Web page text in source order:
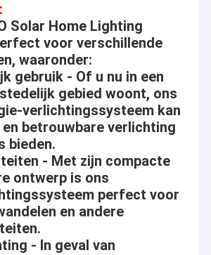
Solar Home Lighting
voor verschillende
waaronder:
gebruik - Of u nu in een
gebied woont, ons
verlichtingssysteem kan
en betrouwbare verlichting
bieden.
- Met zijn compacte
ontwerp is ons
perfect voor
en andere
- In geval van